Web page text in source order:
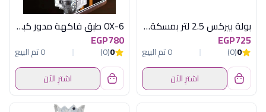
بولة بيركس 2.5 لتر بمسكة و مسكب
EGP725
0
(0)
0 تم البيع
اشترِ الآن
OX-6 طبق فاكهة مدور كبير اكسفورد
EGP780
0
(0)
0 تم البيع
اشترِ الآن